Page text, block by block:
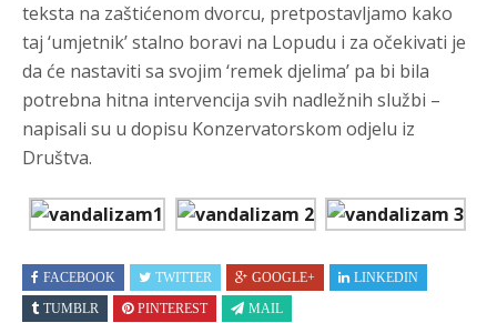
teksta na zaštićenom dvorcu, pretpostavljamo kako
taj ‘umjetnik’ stalno boravi na Lopudu i za očekivati je
da će nastaviti sa svojim ‘remek djelima’ pa bi bila
potrebna hitna intervencija svih nadležnih službi –
napisali su u dopisu Konzervatorskom odjelu iz
Društva.
FACEBOOK TWITTER GOOGLE+
LINKEDIN
TUMBLR
PINTEREST MAIL